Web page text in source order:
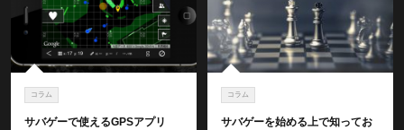
コラム
サバゲーで使えるGPSアプリ
コラム
サバゲーを始める上で知ってお